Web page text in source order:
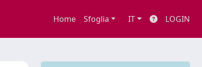
Home Sfoglia IT LOGIN